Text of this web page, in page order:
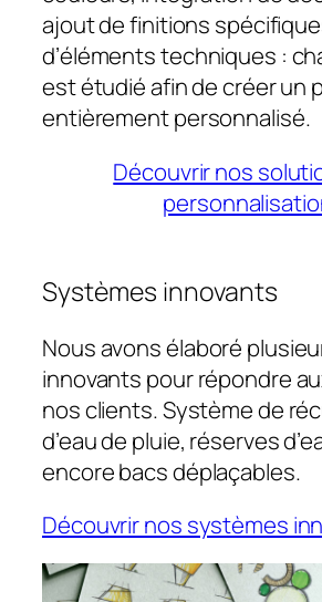
ajout de finitions
d’éléments techniques :
est étudié afin de créer un
entièrement personnalisé.
Découvrir nos
Systèmes innovants
Nous avons élaboré
innovants pour répondre
nos clients. Système de
d’eau de pluie, réserves
encore bacs déplaçables.
Découvrir nos systèmes